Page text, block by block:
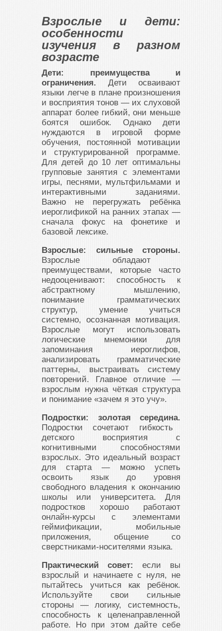
Взрослые и дети:
особенности
изучения в разном
возрасте
Дети: преимущества и
ограничения. Дети осваивают
языки легче в плане произношения
и восприятия тонов — их слуховой
аппарат более гибкий, они меньше
боятся ошибок. Однако дети
нуждаются в игровой форме
обучения, постоянной мотивации
и структурированной программе.
Для детей до 10 лет оптимальны
групповые занятия с элементами
игры, песнями, мультфильмами и
интерактивными заданиями.
Важно не перегружать ребёнка
иероглификой на ранних этапах —
сначала фокус на фонетике и
базовой лексике.
Взрослые: сильные стороны.
Взрослые обладают
преимуществами, которые часто
недооценивают: способность к
абстрактному мышлению,
понимание грамматических
структур, умение учиться
системно, осознанная мотивация.
Взрослые могут использовать
логические мнемоники для
запоминания иероглифов,
анализировать грамматические
паттерны, выстраивать систему
повторений. Главное отличие —
взрослым нужна чёткая структура
и понимание «зачем я это учу».
Подростки: золотая середина.
Подростки сочетают гибкость
детского восприятия с
когнитивными способностями
взрослых. Это идеальный возраст
для старта — можно успеть
освоить язык до уровня
свободного владения к окончанию
школы или университета. Для
подростков хорошо работают
онлайн-курсы с элементами
геймификации, мобильные
приложения, общение со
сверстниками-носителями языка.
Практический совет:
если вы
взрослый и начинаете с нуля, не
пытайтесь учиться как ребёнок.
Используйте свои сильные
стороны — логику, системность,
способность к целенаправленной
работе. Но при этом дайте себе